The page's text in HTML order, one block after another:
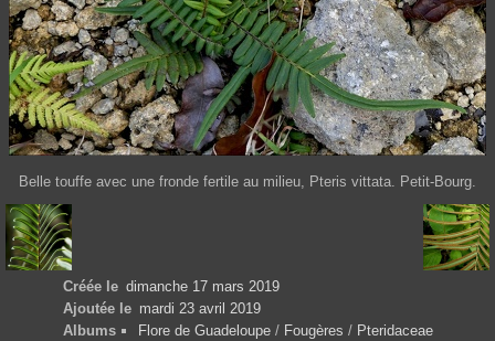
Belle touffe avec une fronde fertile au milieu, Pteris vittata. Petit-Bourg.
Créée le dimanche 17 mars 2019
Ajoutée le mardi 23 avril 2019
Albums
Flore de Guadeloupe/ Fougères / Pteridaceae